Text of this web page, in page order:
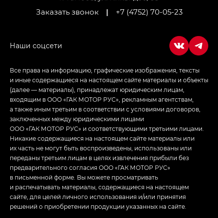
Empow — Эмпау (Empow) в комплектации
Заказать звонок
| +7 (4752) 70-05-23
Все права на информацию, графические изображения, тексты
и иные содержащиеся на настоящем сайте материалы и объекты
(далее — материалы), принадлежат юридическим лицам,
входящим в ООО «ГАК МОТОР РУС», рекламным агентствам,
а также иным третьим в соответствии с условиями договоров,
заключенных между юридическими лицами
ООО «ГАК МОТОР РУС» и соответствующими третьими лицами.
Никакие содержащиеся на настоящем сайте материалы или
их часть не могут быть воспроизведены, использованы или
переданы третьим лицам в целях извлечения прибыли без
предварительного согласия ООО «ГАК МОТОР РУС»
в письменной форме. Вы можете просматривать
и распечатывать материалы, содержащиеся на настоящем
сайте, для целей личного использования и/или принятия
решений о приобретении продукции указанных на сайте.